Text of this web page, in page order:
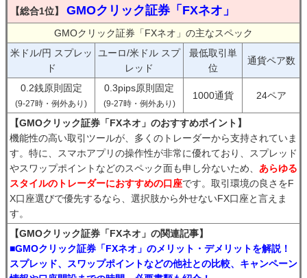
【総合1位】 GMOクリック証券「FXネオ」
GMOクリック証券「FXネオ」の主なスペック
米ドル/円 スプレッ
ド
ユーロ/米ドル スプ
レッド
最低取引単
位
通貨ペア数
0.2銭原則固定
(9-27時・例外あり)
0.3pips原則固定
(9-27時・例外あり)
1000通貨 24ペア
【GMOクリック証券「FXネオ」のおすすめポイント】
機能性の高い取引ツールが、多くのトレーダーから支持されていま
す。特に、スマホアプリの操作性が非常に優れており、スプレッド
やスワップポイントなどのスペック面も申し分ないため、 あらゆる
スタイルのトレーダーにおすすめの口座です。取引環境の良さをF
X口座選びで優先するなら、選択肢から外せないFX口座と言えま
す。
【GMOクリック証券「FXネオ」の関連記事】
■GMOクリック証券「FXネオ」のメリット・デメリットを解説！
スプレッド、スワップポイントなどの他社との比較、キャンペーン